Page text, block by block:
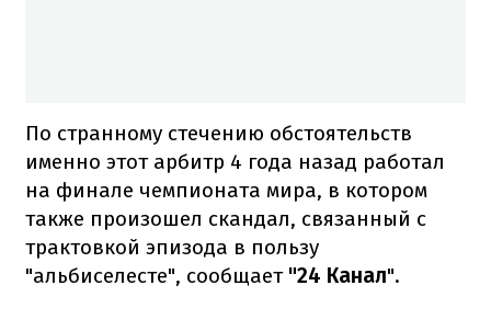
По странному стечению обстоятельств
именно этот арбитр 4 года назад работал
на финале чемпионата мира, в котором
также произошел скандал, связанный с
трактовкой эпизода в пользу
"альбиселесте", сообщает "24 Канал".